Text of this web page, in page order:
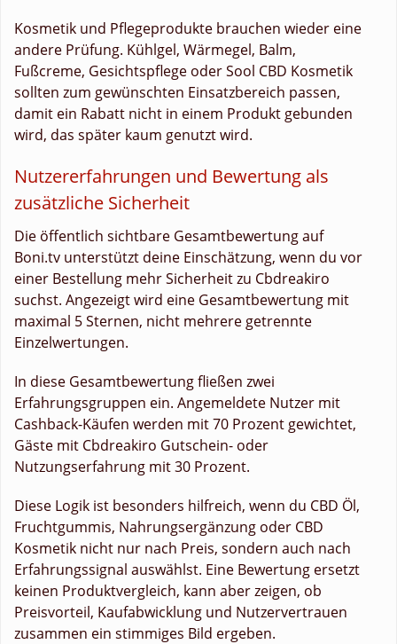
Kosmetik und Pflegeprodukte brauchen wieder eine
andere Prüfung. Kühlgel, Wärmegel, Balm,
Fußcreme, Gesichtspflege oder Sool CBD Kosmetik
sollten zum gewünschten Einsatzbereich passen,
damit ein Rabatt nicht in einem Produkt gebunden
wird, das später kaum genutzt wird.
Nutzererfahrungen und Bewertung als
zusätzliche Sicherheit
Die öffentlich sichtbare Gesamtbewertung auf
Boni.tv unterstützt deine Einschätzung, wenn du vor
einer Bestellung mehr Sicherheit zu Cbdreakiro
suchst. Angezeigt wird eine Gesamtbewertung mit
maximal 5 Sternen, nicht mehrere getrennte
Einzelwertungen.
In diese Gesamtbewertung fließen zwei
Erfahrungsgruppen ein. Angemeldete Nutzer mit
Cashback-Käufen werden mit 70 Prozent gewichtet,
Gäste mit Cbdreakiro Gutschein- oder
Nutzungserfahrung mit 30 Prozent.
Diese Logik ist besonders hilfreich, wenn du CBD Öl,
Fruchtgummis, Nahrungsergänzung oder CBD
Kosmetik nicht nur nach Preis, sondern auch nach
Erfahrungssignal auswählst. Eine Bewertung ersetzt
keinen Produktvergleich, kann aber zeigen, ob
Preisvorteil, Kaufabwicklung und Nutzervertrauen
zusammen ein stimmiges Bild ergeben.